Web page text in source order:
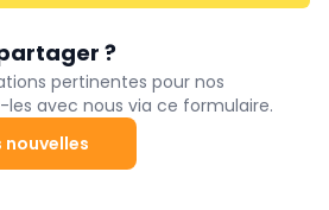
?
pertinentes pour nos
avec nous via ce formulaire.
nouvelles